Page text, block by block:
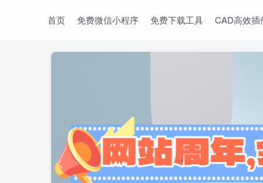
首页 免费微信小程序 免费下载工具 CAD高效插